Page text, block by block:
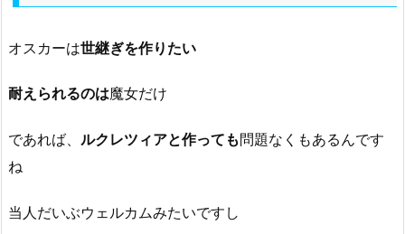
オスカーは世継ぎを作りたい
耐えられるのは魔女だけ
であれば、 ルクレツィアと作っても問題なくもあるんです
ね
当人だいぶウェルカムみたいですし